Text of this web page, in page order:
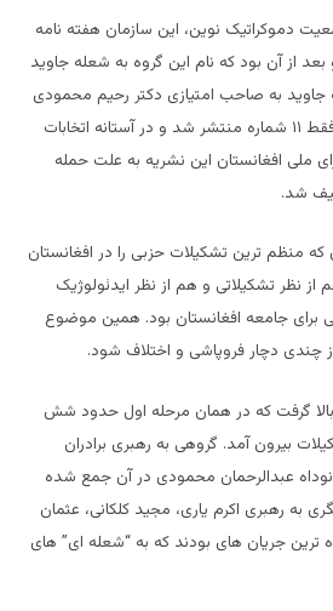
دموکراتیک نوین، این سازمان هفته نامه
از آن بود که نام این گروه به شعله جاوید
به صاحب امتیازی دکتر رحیم محمودی
و با همکاری هادی محمودی فقط ۱۱ شماره منتشر شد و در آستانه اتخابات
افغانستان این نشریه به علت حمله
شد.
منظم ترین تشکیلات حزبی را در افغانستان
نظر تشکیلاتی و هم از نظر ایدئولوژیک
جامعه افغانستان بود. همین موضوع
چندی دچار فروپاشی و اختلاف شود.
بالا گرفت که در همان مرحله اول حدود شش
بیرون آمد. گروهی به رهبری برادران
عبدالرحمان محمودی در آن جمع شده
به رهبری اکرم یاری، مجید کلکانی، عثمان
ترین جریان های بودند که به “شعله ای” های